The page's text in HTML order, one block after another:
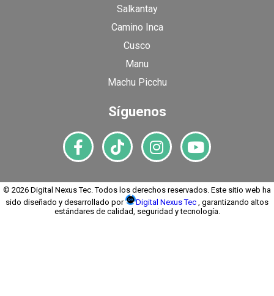
Salkantay
Camino Inca
Cusco
Manu
Machu Picchu
Síguenos
© 2026 Digital Nexus Tec. Todos los derechos reservados. Este sitio web ha
sido diseñado y desarrollado por
Digital Nexus Tec , garantizando altos
estándares de calidad, seguridad y tecnología.